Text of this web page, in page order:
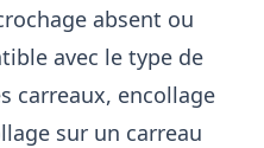
absent ou
avec le type de
carreaux, encollage
sur un carreau